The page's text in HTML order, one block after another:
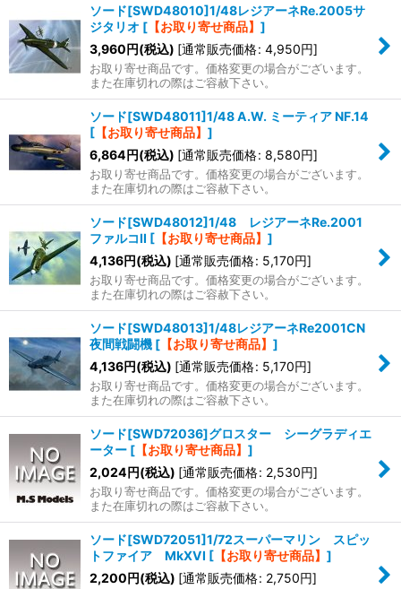
ソード[SWD48010]1/48レジアーネRe.2005サ
ジタリオ [ 【お取り寄せ商品】 ]
3,960円(税込) [通常販売価格: 4,950円]
お取り寄せ商品です。価格変更の場合がございます。
また在庫切れの際はご容赦下さい。
ソード[SWD48011]1/48 A.W. ミーティア NF.14
[ 【お取り寄せ商品】 ]
6,864円(税込) [通常販売価格: 8,580円]
お取り寄せ商品です。価格変更の場合がございます。
また在庫切れの際はご容赦下さい。
ソード[SWD48012]1/48 レジアーネRe.2001
ファルコII [ 【お取り寄せ商品】 ]
4,136円(税込) [通常販売価格: 5,170円]
お取り寄せ商品です。価格変更の場合がございます。
また在庫切れの際はご容赦下さい。
ソード[SWD48013]1/48レジアーネRe2001CN
夜間戦闘機 [ 【お取り寄せ商品】 ]
4,136円(税込) [通常販売価格: 5,170円]
お取り寄せ商品です。価格変更の場合がございます。
また在庫切れの際はご容赦下さい。
ソード[SWD72036]グロスター シーグラディエ
ーター [ 【お取り寄せ商品】 ]
2,024円(税込) [通常販売価格: 2,530円]
お取り寄せ商品です。価格変更の場合がございます。
また在庫切れの際はご容赦下さい。
ソード[SWD72051]1/72スーパーマリン スピッ
トファイア MkXVI [ 【お取り寄せ商品】 ]
2,200円(税込) [通常販売価格: 2,750円]